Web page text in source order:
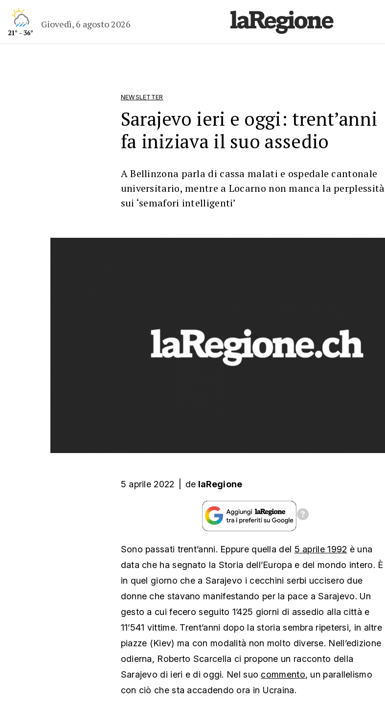
21° - 36°
Giovedì, 6 agosto 2026
NEWSLETTER
Sarajevo ieri e oggi: trent’anni
fa iniziava il suo assedio
A Bellinzona parla di cassa malati e ospedale cantonale
universitario, mentre a Locarno non manca la perplessità
sui ‘semafori intelligenti’
5 aprile 2022 de laRegione
Sono passati trent’anni. Eppure quella del 5 aprile 1992 è una
data che ha segnato la Storia dell’Europa e del mondo intero. È
in quel giorno che a Sarajevo i cecchini serbi uccisero due
donne che stavano manifestando per la pace a Sarajevo. Un
gesto a cui fecero seguito 1’425 giorni di assedio alla città e
11’541 vittime. Trent’anni dopo la storia sembra ripetersi, in altre
piazze (Kiev) ma con modalità non molto diverse. Nell’edizione
odierna, Roberto Scarcella ci propone un racconto della
Sarajevo di ieri e di oggi. Nel suo commento, un parallelismo
con ciò che sta accadendo ora in Ucraina.